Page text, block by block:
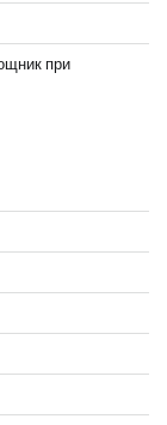
при